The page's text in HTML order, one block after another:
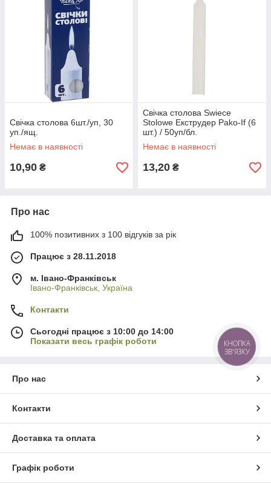
Свічка столова 6шт./уп, 30
уп./ящ.
Немає в наявності
10,90 ₴
Свічка столова Swiece
Stolowe Екструдер Pako-If (6
шт.) / 50уп/бл.
Немає в наявності
13,20 ₴
Про нас
100% позитивних з 100 відгуків за рік
Працює з 28.11.2018
м. Івано-Франківськ
Івано-Франківськ, Україна
Контакти
Сьогодні працює з 10:00 до 14:00
Показати весь графік роботи
Про нас
Контакти
Доставка та оплата
Графік роботи
КНОПКА
ЗВ'ЯЗКУ